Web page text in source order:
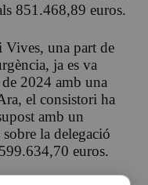
851.468,89 euros.
una part de
ja es va
2024 amb una
el consistori ha
amb un
la delegació
euros.